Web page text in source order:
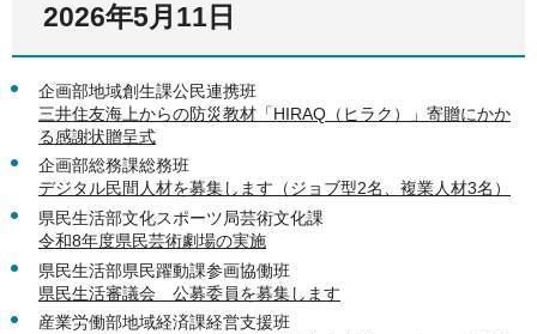
2026年5月11日
企画部地域創生課公民連携班
三井住友海上からの防災教材「HIRAQ（ヒラク）」寄贈にかか
る感謝状贈呈式
企画部総務課総務班
デジタル民間人材を募集します（ジョブ型2名、複業人材3名）
県民生活部文化スポーツ局芸術文化課
令和8年度県民芸術劇場の実施
県民生活部県民躍動課参画協働班
県民生活審議会 公募委員を募集します
産業労働部地域経済課経営支援班